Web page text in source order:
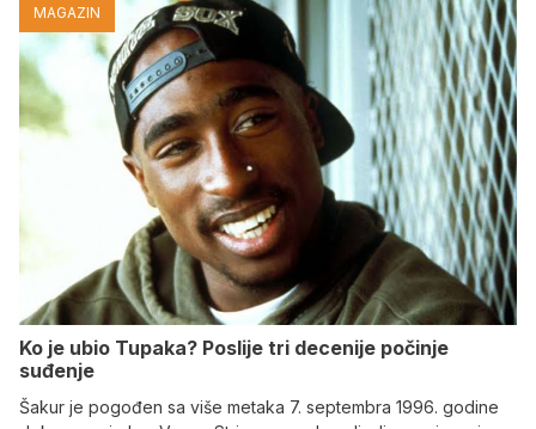
MAGAZIN
Ko je ubio Tupaka? Poslije tri decenije počinje
suđenje
Šakur je pogođen sa više metaka 7. septembra 1996. godine